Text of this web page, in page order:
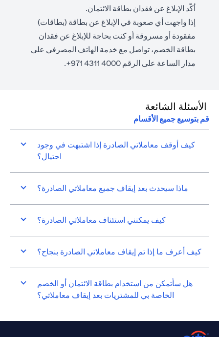
أكّد الإبلاغ عن فقدان بطاقة الائتمان.
إذا واجهت أي صعوبة في الإبلاغ عن بطاقة (بطاقات)
مفقودة أو مسروقة أو كنت بحاجة للإبلاغ عن فقدان
بطاقة الخصم، تواصل مع خدمة الهاتف المصرفي على
مدار الساعة على الرقم 4000 4311 971+.
الأسئلة الشائعة
قم بتوسيع جميع الأقسام
كيف أوقف معاملاتي الصادرة إذا اشتبهت في وجود
احتيال؟
ماذا سيحدث بعد إيقاف جميع معاملاتي الصادرة؟
كيف يمكنني استئناف معاملاتي الصادرة؟
كيف أعرف ما إذا تم إيقاف معاملاتي الصادرة بنجاح؟
هل سأتمكن من استخدام بطاقة الائتمان أو الخصم
الخاصة بي للمشتريات بعد إيقاف معاملاتي؟